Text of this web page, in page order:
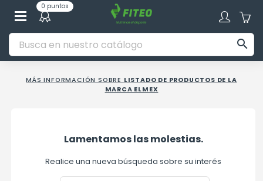
0 puntos

MÁS INFORMACIÓN SOBRE LISTADO DE PRODUCTOS DE LA
MARCA ELMEX
Lamentamos las molestias.
Realice una nueva búsqueda sobre su interés